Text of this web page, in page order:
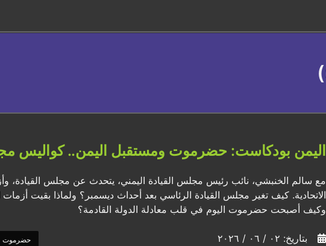
اليمن بودكاست: حضرموت ومستقبل اليمن.. كواليس
مع سالم الخنبشي، نائب رئيس مجلس القيادة اليمني، يتحدث عن مجلس القيادة،
الاتحادية. كيف تغير مجلس القيادة الرئاسي بعد أحداث ديسمبر؟ ولماذا بقيت أزمات
وكيف أصبحت حضرموت اليوم في قلب معادلة الدولة القادمة؟
بتاريخ: ٠٢ / ٠٦ / ٢٠٢٦
حضرموت